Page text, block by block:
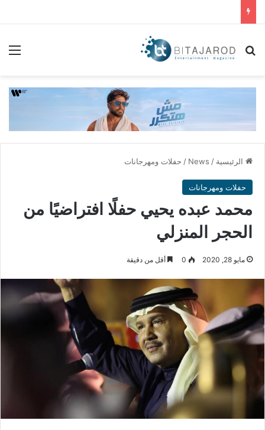
بحث عن
الرئيسية /
News
/ حفلات ومهرجانات
حفلات ومهرجانات
محمد عبده يحيي حفلًا افتراضيًا من
الحجر المنزلي
مايو 28, 2020 0 أقل من دقيقة